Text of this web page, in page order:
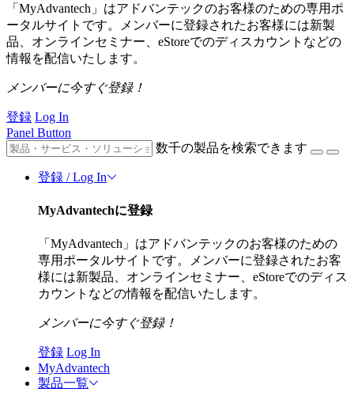
「MyAdvantech」はアドバンテックのお客様のための専用ポ
ータルサイトです。メンバーに登録されたお客様には新製
品、オンラインセミナー、eStoreでのディスカウントなどの
情報を配信いたします。
メンバーに今すぐ登録！
登録 Log In
Panel Button
数千の製品を検索できます
登録 / Log In
MyAdvantechに登録
「MyAdvantech」はアドバンテックのお客様のための
専用ポータルサイトです。メンバーに登録されたお客
様には新製品、オンラインセミナー、eStoreでのディス
カウントなどの情報を配信いたします。
メンバーに今すぐ登録！
登録 Log In
MyAdvantech
製品一覧